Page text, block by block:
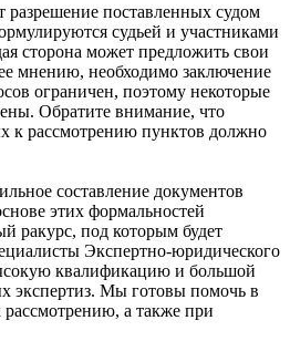
разрешение поставленных судом
судьей и участниками
сторона может предложить свои
мнению, необходимо заключение
ограничен, поэтому некоторые
Обратите внимание, что
к рассмотрению пунктов должно
составление документов
этих формальностей
ракурс, под которым будет
Экспертно-юридического
квалификацию и большой
экспертиз. Мы готовы помочь в
а также при